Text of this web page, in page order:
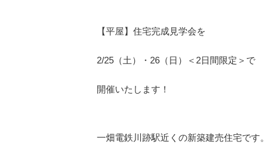
【平屋】住宅完成見学会を
2/25（土）・26（日）＜2日間限定＞で
開催いたします！
一畑電鉄川跡駅近くの新築建売住宅です。